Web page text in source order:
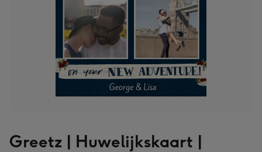
Greetz | Huwelijkskaart |